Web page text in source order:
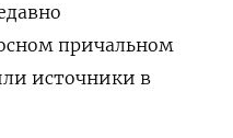
причальном
источники в